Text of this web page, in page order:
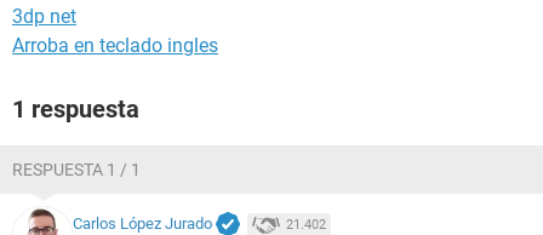
3dp net
Arroba en teclado ingles
1 respuesta
RESPUESTA 1 / 1
Carlos López Jurado 21.402